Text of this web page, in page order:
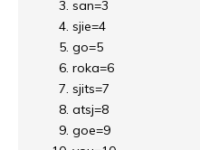
san=3
sjie=4
go=5
roka=6
sjits=7
atsj=8
goe=9